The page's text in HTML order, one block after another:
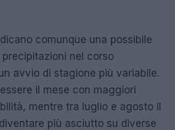
comunque una possibile
nel corso
avvio di stagione più variabile.
il mese con maggiori
mentre tra luglio e agosto il
più asciutto su diverse